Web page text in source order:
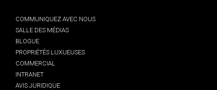
COMMUNIQUEZ AVEC NOUS
SALLE DES MÉDIAS
BLOGUE
PROPRIÉTÉS LUXUEUSES
COMMERCIAL
INTRANET
AVIS JURIDIQUE